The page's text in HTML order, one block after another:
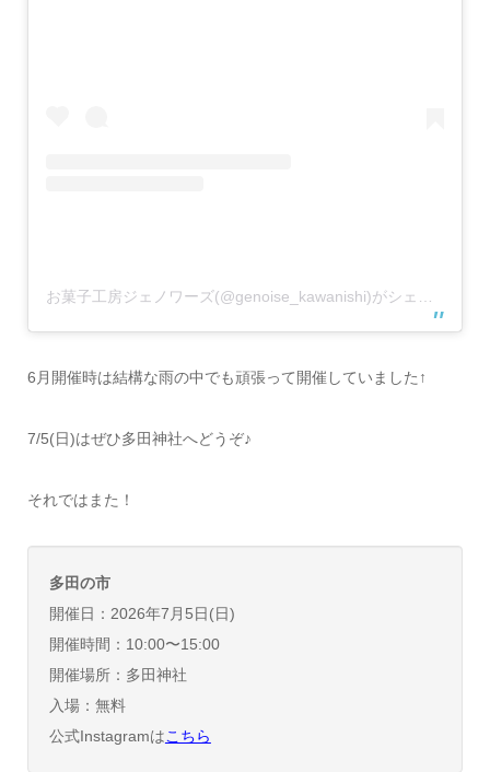
お菓子工房ジェノワーズ(@genoise_kawanishi)がシェアした投稿
6月開催時は結構な雨の中でも頑張って開催していました↑
7/5(日)はぜひ多田神社へどうぞ♪
それではまた！
多田の市
開催日：2026年7月5日(日)
開催時間：10:00〜15:00
開催場所：多田神社
入場：無料
公式Instagramはこちら